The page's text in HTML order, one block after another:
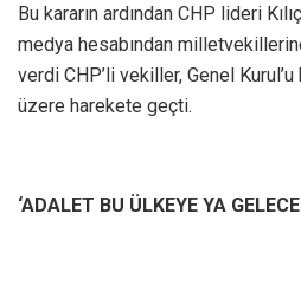
Bu kararın ardından CHP lideri
medya hesabından
verdi CHP’li vekiller, Genel
üzere harekete geçti.
‘ADALET BU ÜLKEYE YA